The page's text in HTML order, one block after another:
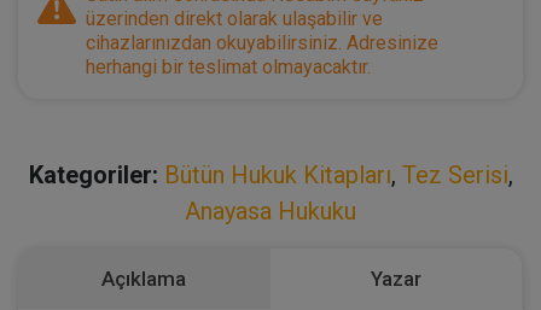
üzerinden direkt olarak ulaşabilir ve
cihazlarınızdan okuyabilirsiniz. Adresinize
herhangi bir teslimat olmayacaktır.
Kategoriler: Bütün Hukuk Kitapları, Tez Serisi,
Anayasa Hukuku
Açıklama Yazar